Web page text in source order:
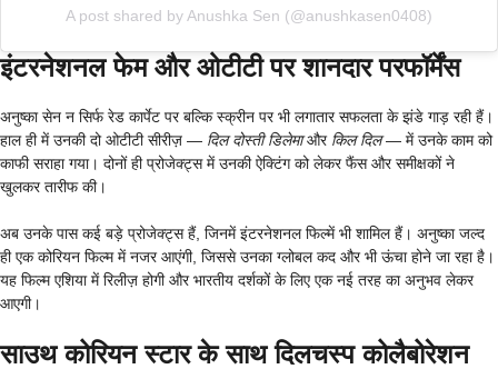
A post shared by Anushka Sen (@anushkasen0408)
इंटरनेशनल फेम और ओटीटी पर शानदार परफॉर्मेंस
अनुष्का सेन न सिर्फ रेड कार्पेट पर बल्कि स्क्रीन पर भी लगातार सफलता के झंडे गाड़ रही हैं।
हाल ही में उनकी दो ओटीटी सीरीज़ — दिल दोस्ती डिलेमाऔर किल दिल— में उनके काम को
काफी सराहा गया। दोनों ही प्रोजेक्ट्स में उनकी ऐक्टिंग को लेकर फैंस और समीक्षकों ने
खुलकर तारीफ की।
अब उनके पास कई बड़े प्रोजेक्ट्स हैं, जिनमें इंटरनेशनल फिल्में भी शामिल हैं। अनुष्का जल्द
ही एक कोरियन फिल्म में नजर आएंगी, जिससे उनका ग्लोबल कद और भी ऊंचा होने जा रहा है।
यह फिल्म एशिया में रिलीज़ होगी और भारतीय दर्शकों के लिए एक नई तरह का अनुभव लेकर
आएगी।
साउथ कोरियन स्टार के साथ दिलचस्प कोलैबोरेशन